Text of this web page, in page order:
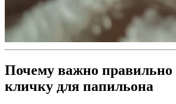
Почему важно правильно
кличку для папильона